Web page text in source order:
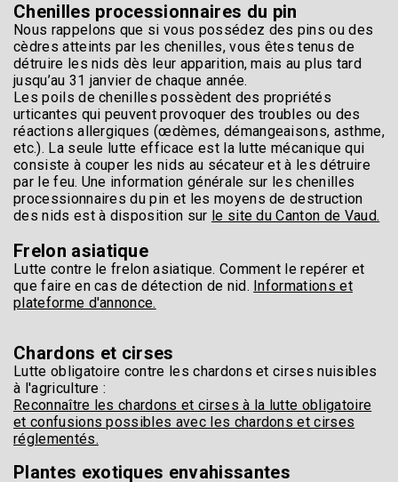
Chenilles processionnaires du pin
Nous rappelons que si vous possédez des pins ou des
cèdres atteints par les chenilles, vous êtes tenus de
détruire les nids dès leur apparition, mais au plus tard
jusqu’au 31 janvier de chaque année.
Les poils de chenilles possèdent des propriétés
urticantes qui peuvent provoquer des troubles ou des
réactions allergiques (œdèmes, démangeaisons, asthme,
etc.). La seule lutte efficace est la lutte mécanique qui
consiste à couper les nids au sécateur et à les détruire
par le feu. Une information générale sur les chenilles
processionnaires du pin et les moyens de destruction
des nids est à disposition sur le site du Canton de Vaud.
Frelon asiatique
Lutte contre le frelon asiatique. Comment le repérer et
que faire en cas de détection de nid. Informations et
plateforme d'annonce.
Chardons et cirses
Lutte obligatoire contre les chardons et cirses nuisibles
à l'agriculture :
Reconnaître les chardons et cirses à la lutte obligatoire
et confusions possibles avec les chardons et cirses
réglementés.
Plantes exotiques envahissantes